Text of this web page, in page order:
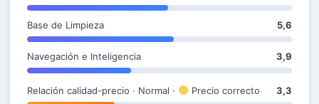
Base de Limpieza 5,6
Navegación e Inteligencia 3,9
Relación calidad-precio · Normal · Precio correcto 3,3